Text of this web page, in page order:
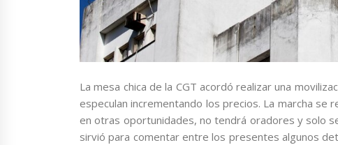
La mesa chica de la CGT acordó realizar una
especulan incrementando los precios. La marcha
en otras oportunidades, no tendrá oradores y solo
sirvió para comentar entre los presentes algunos